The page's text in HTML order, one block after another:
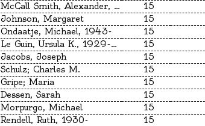
McCall Smith, Alexander, 1948- 15
Johnson, Margaret 15
Ondaatje, Michael, 1943- 15
Le Guin, Ursula K., 1929-2018 15
Jacobs, Joseph 15
Schulz; Charles M. 15
Gripe; Maria 15
Dessen, Sarah 15
Morpurgo, Michael 15
Rendell, Ruth, 1930- 15